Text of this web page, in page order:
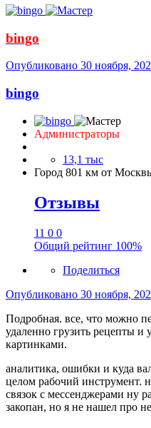
bingo
Опубликовано 30 ноября,
bingo
Администраторы
13,1 тыс
Город 801 км от
Отзывы
11 0 0
Общий рейтинг 100%
Поделиться
Опубликовано 30 ноября,
Подробная. все, что можно
удаленно грузить рецепты
картинками.
аналитика, ошибки и куда
целом рабочий инструмент.
связок с мессенджерами ну
закопан, но я не нашел про